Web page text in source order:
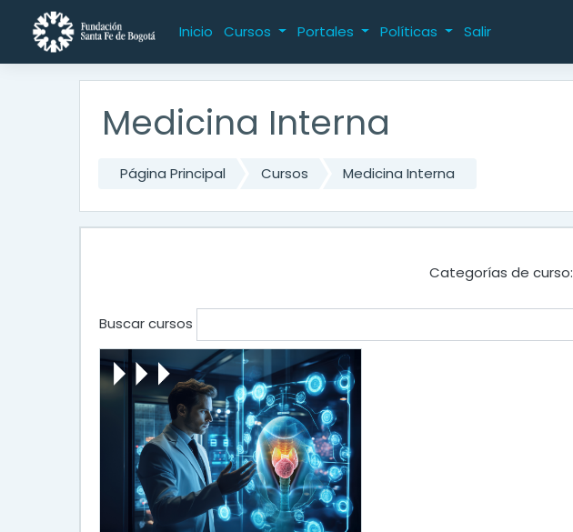
Inicio Cursos Portales Políticas Salir
Saltar al contenido principal
Medicina Interna
Página Principal Cursos Medicina Interna
Categorías de curso:
Buscar cursos